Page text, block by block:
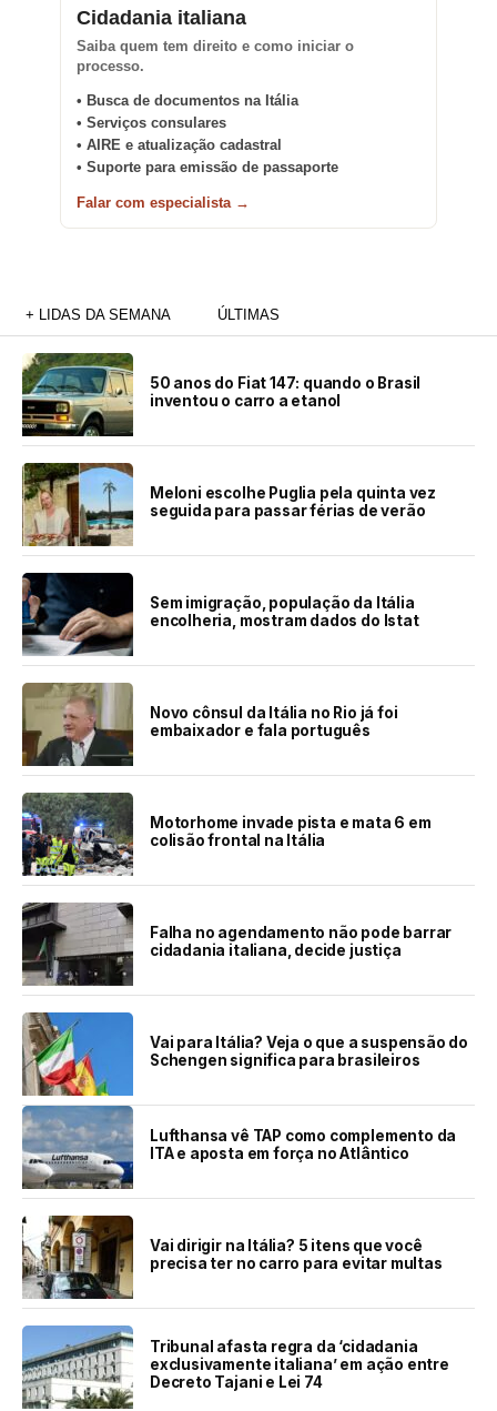
Cidadania italiana
Saiba quem tem direito e como iniciar o
processo.
• Busca de documentos na Itália
• Serviços consulares
• AIRE e atualização cadastral
• Suporte para emissão de passaporte
Falar com especialista →
+ LIDAS DA SEMANA ÚLTIMAS
50 anos do Fiat 147: quando o Brasil
inventou o carro a etanol
Meloni escolhe Puglia pela quinta vez
seguida para passar férias de verão
Sem imigração, população da Itália
encolheria, mostram dados do Istat
Novo cônsul da Itália no Rio já foi
embaixador e fala português
Motorhome invade pista e mata 6 em
colisão frontal na Itália
Falha no agendamento não pode barrar
cidadania italiana, decide justiça
Vai para Itália? Veja o que a suspensão do
Schengen significa para brasileiros
Lufthansa vê TAP como complemento da
ITA e aposta em força no Atlântico
Vai dirigir na Itália? 5 itens que você
precisa ter no carro para evitar multas
Tribunal afasta regra da ‘cidadania
exclusivamente italiana’ em ação entre
Decreto Tajani e Lei 74